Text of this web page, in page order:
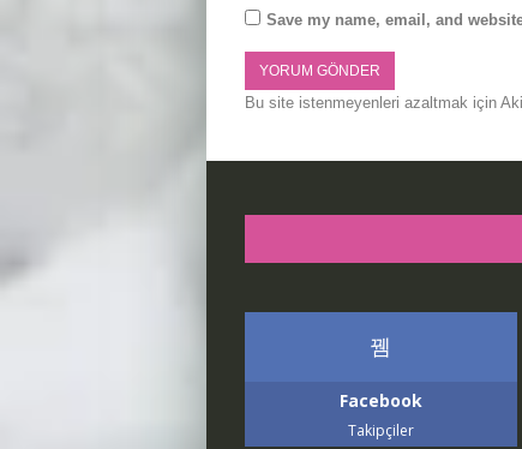
Save my name, email, and
Bu site istenmeyenleri azaltmak için
Facebook
Takipçiler